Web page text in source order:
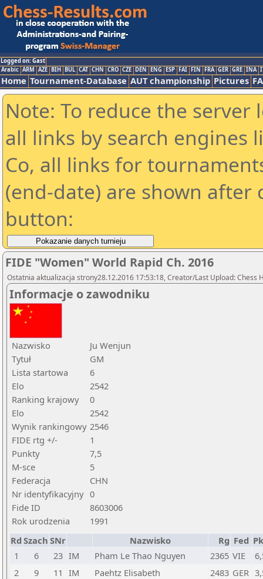
Logged on: Gast
Arabic ARM AZE BIH BUL CAT CHN CRO CZE DEN ENG ESP FAI FIN FRA GER GRE INA
Home Tournament-Database AUT championship Pictures
Note: To reduce the
all links by search engines
Co, all links for
(end-date) are shown
button:
FIDE "Women" World Rapid Ch. 2016
Ostatnia aktualizacja strony28.12.2016 17:53:18, Creator/Last Upload: Chess
Informacje o zawodniku
Nazwisko
Ju Wenjun
Tytuł
GM
Lista startowa
6
Elo
2542
Ranking krajowy
0
Elo
2542
Wynik rankingowy 2546
FIDE rtg +/-
1
Punkty
7,5
M-sce
5
Federacja
CHN
Nr identyfikacyjny 0
Fide ID
8603006
Rok urodzenia
1991
Rd Szach SNr Nazwisko Rg Fed
1
6 23 IM Pham Le Thao Nguyen 2365 VIE
2
9 11 IM Paehtz Elisabeth 2483 GER